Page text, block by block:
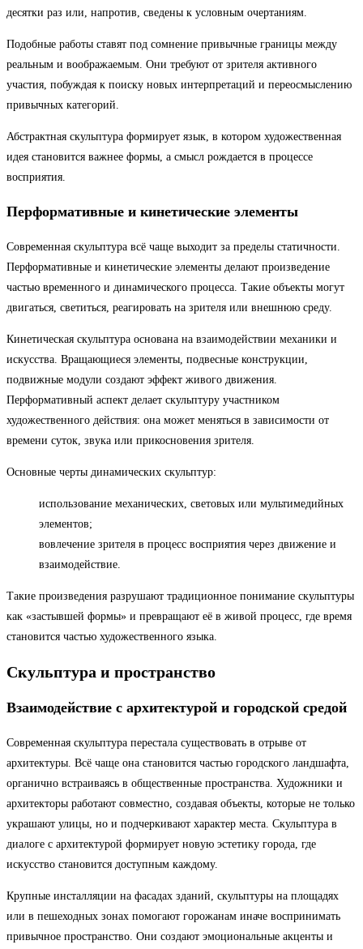
десятки раз или, напротив, сведены к условным очертаниям.
Подобные работы ставят под сомнение привычные границы между
реальным и воображаемым. Они требуют от зрителя активного
участия, побуждая к поиску новых интерпретаций и переосмыслению
привычных категорий.
Абстрактная скульптура формирует язык, в котором художественная
идея становится важнее формы, а смысл рождается в процессе
восприятия.
Перформативные и кинетические элементы
Современная скульптура всё чаще выходит за пределы статичности.
Перформативные и кинетические элементы делают произведение
частью временного и динамического процесса. Такие объекты могут
двигаться, светиться, реагировать на зрителя или внешнюю среду.
Кинетическая скульптура основана на взаимодействии механики и
искусства. Вращающиеся элементы, подвесные конструкции,
подвижные модули создают эффект живого движения.
Перформативный аспект делает скульптуру участником
художественного действия: она может меняться в зависимости от
времени суток, звука или прикосновения зрителя.
Основные черты динамических скульптур:
использование механических, световых или мультимедийных
элементов;
вовлечение зрителя в процесс восприятия через движение и
взаимодействие.
Такие произведения разрушают традиционное понимание скульптуры
как «застывшей формы» и превращают её в живой процесс, где время
становится частью художественного языка.
Скульптура и пространство
Взаимодействие с архитектурой и городской средой
Современная скульптура перестала существовать в отрыве от
архитектуры. Всё чаще она становится частью городского ландшафта,
органично встраиваясь в общественные пространства. Художники и
архитекторы работают совместно, создавая объекты, которые не только
украшают улицы, но и подчеркивают характер места. Скульптура в
диалоге с архитектурой формирует новую эстетику города, где
искусство становится доступным каждому.
Крупные инсталляции на фасадах зданий, скульптуры на площадях
или в пешеходных зонах помогают горожанам иначе воспринимать
привычное пространство. Они создают эмоциональные акценты и